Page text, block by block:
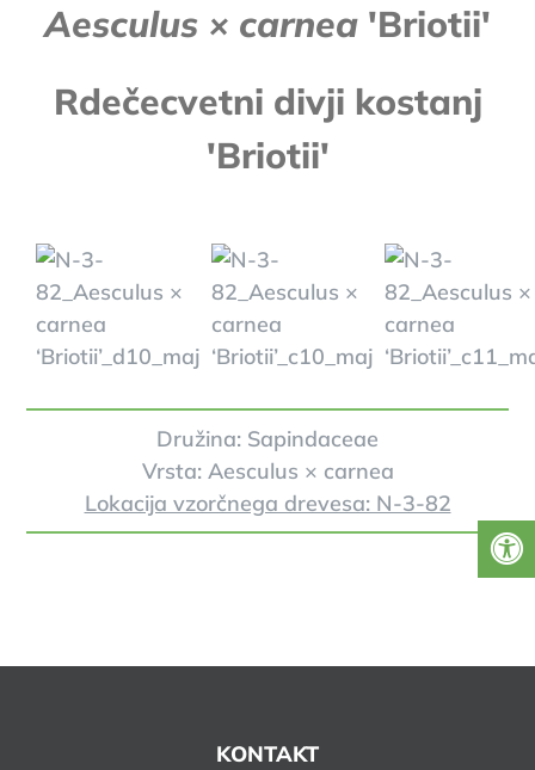
Aesculus × carnea 'Briotii'
Rdečecvetni divji kostanj
'Briotii'
Družina: Sapindaceae
Vrsta: Aesculus × carnea
Lokacija vzorčnega drevesa: N-3-82
KONTAKT